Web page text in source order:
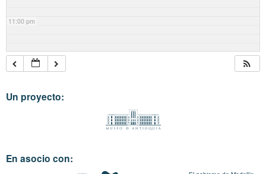
11:00 pm
Un proyecto:
En asocio con: